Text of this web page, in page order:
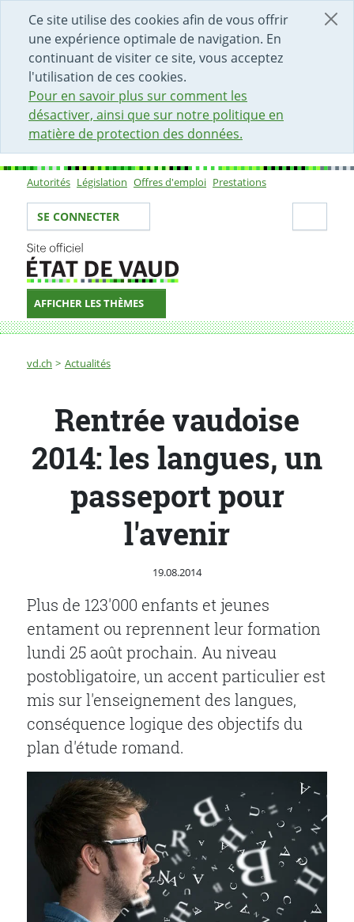
Ce site utilise des cookies afin de vous offrir
une expérience optimale de navigation. En
continuant de visiter ce site, vous acceptez
l'utilisation de ces cookies.
Pour en savoir plus sur comment les
désactiver, ainsi que sur notre politique en
matière de protection des données.
DÉBUT DU CONTENU DE LA PAGE
ACCÈS AU CHAMP DE RECHERCHE
PAGE D'ACCUEIL
FORMULAIRE DE CONTACT
Sous-navigation
Autorités Législation Offres d'emploi Prestations
Votre identité
SE CONNECTER
AFFICHER LES THÈMES
Fil d'Ariane
vd.ch Actualités
Rentrée vaudoise 2014: les langues, un passeport
Rentrée vaudoise
2014: les langues, un
passeport pour
l'avenir
Publié le
19.08.2014
Plus de 123'000 enfants et jeunes
entament ou reprennent leur formation
lundi 25 août prochain. Au niveau
postobligatoire, un accent particulier est
mis sur l'enseignement des langues,
conséquence logique des objectifs du
plan d'étude romand.